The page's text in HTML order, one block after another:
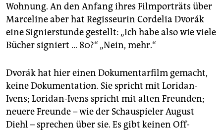
Wohnung. An den Anfang ihres Filmporträts über
Marceline aber hat Regisseurin Cordelia Dvorák
eine Signierstunde gestellt: „Ich habe also wie viele
Bücher signiert … 80?“ „Nein, mehr.“
Dvorák hat hier einen Dokumentarfilm gemacht,
keine Dokumentation. Sie spricht mit Loridan-
Ivens; Loridan-Ivens spricht mit alten Freunden;
neuere Freunde – wie der Schauspieler August
Diehl – sprechen über sie. Es gibt keinen Off-